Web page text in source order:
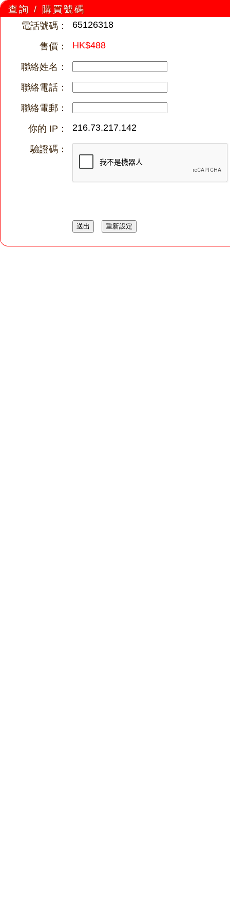
查詢 / 購買號碼
電話號碼：
65126318
售價： HK$488
聯絡姓名：
聯絡電話：
聯絡電郵：
你的 IP：
216.73.217.142
驗證碼：